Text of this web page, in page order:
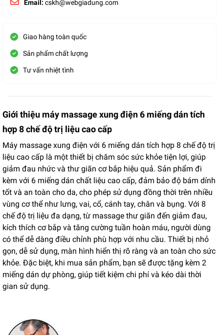
Email: cskh@webgiadung.com
Giao hàng toàn quốc
Sản phẩm chất lượng
Tư vấn nhiệt tình
Giới thiệu máy massage xung điện 6 miếng dán tích
hợp 8 chế độ trị liệu cao cấp
Máy massage xung điện với 6 miếng dán tích hợp 8 chế độ trị
liệu cao cấp là một thiết bị chăm sóc sức khỏe tiện lợi, giúp
giảm đau nhức và thư giãn cơ bắp hiệu quả. Sản phẩm đi
kèm với 6 miếng dán chất liệu cao cấp, đảm bảo độ bám dính
tốt và an toàn cho da, cho phép sử dụng đồng thời trên nhiều
vùng cơ thể như lưng, vai, cổ, cánh tay, chân và bụng. Với 8
chế độ trị liệu đa dạng, từ massage thư giãn đến giảm đau,
kích thích cơ bắp và tăng cường tuần hoàn máu, người dùng
có thể dễ dàng điều chỉnh phù hợp với nhu cầu. Thiết bị nhỏ
gọn, dễ sử dụng, màn hình hiển thị rõ ràng và an toàn cho sức
khỏe. Đặc biệt, khi mua sản phẩm, bạn sẽ được tặng kèm 2
miếng dán dự phòng, giúp tiết kiệm chi phí và kéo dài thời
gian sử dụng.